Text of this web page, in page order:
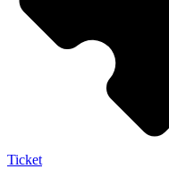
Ticket